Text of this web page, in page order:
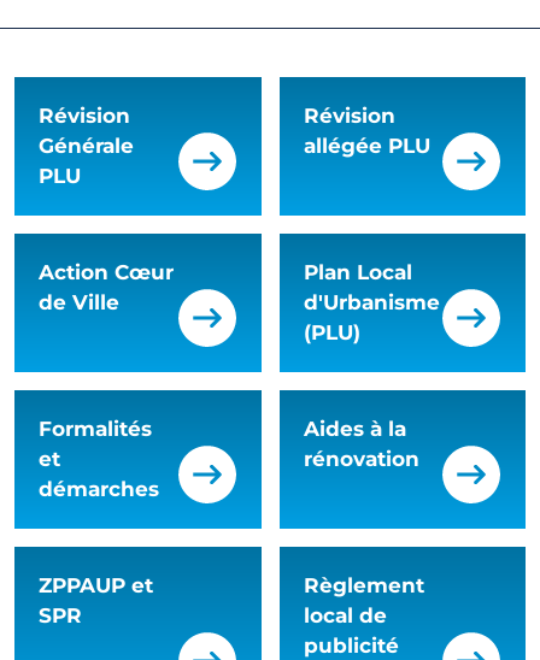
Révision
Générale
PLU
Révision
allégée PLU
Action Cœur
de Ville
Plan Local
d'Urbanisme
(PLU)
Formalités
et
démarches
Aides à la
rénovation
ZPPAUP et
SPR
Règlement
local de
publicité